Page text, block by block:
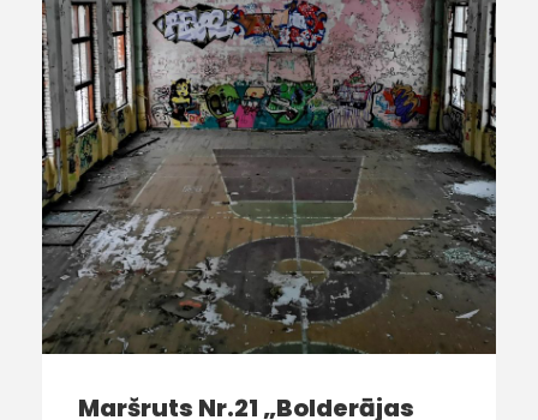
Maršruts Nr.21 „Bolderājas